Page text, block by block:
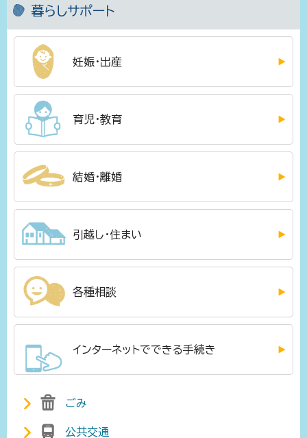
暮らしサポート
妊娠・出産
育児・教育
結婚・離婚
引越し・住まい
各種相談
インターネットでできる手続き
ごみ
公共交通